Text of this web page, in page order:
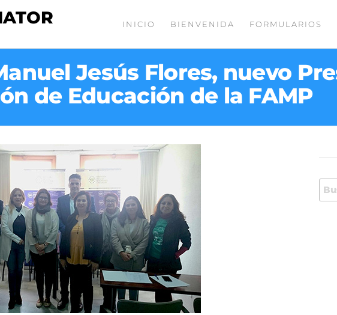
INICIO BIENVENIDA FORMULARIOS
Jesús Flores, nuevo
de Educación de la FAMP